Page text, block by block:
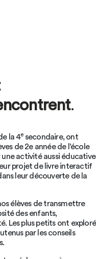
.
la 4esecondaire, ont
de 2e année de l’école
activité aussi éducative
projet de livre interactif
leur découverte de la
élèves de transmettre
des enfants,
Les plus petits ont exploré
par les conseils